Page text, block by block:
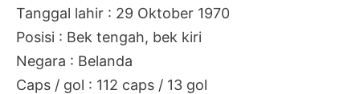
Tanggal lahir : 29 Oktober 1970
Posisi : Bek tengah, bek kiri
Negara : Belanda
Caps / gol : 112 caps / 13 gol